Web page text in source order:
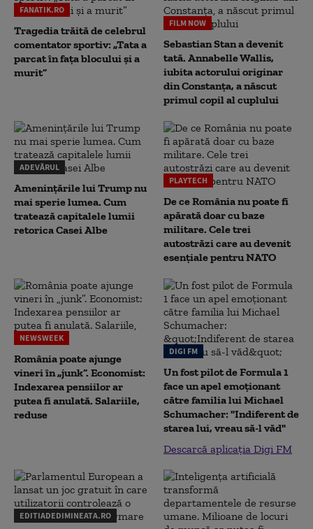
FANATIK.RO
Tragedia trăită de celebrul
comentator sportiv: „Tata a
parcat în fața blocului și a
murit”
FILM NOW
Sebastian Stan a devenit
tată. Annabelle Wallis,
iubita actorului originar
din Constanța, a născut
primul copil al cuplului
ADEVĂRUL
Amenințările lui Trump nu
mai sperie lumea. Cum
tratează capitalele lumii
retorica Casei Albe
PLAYTECH
De ce România nu poate fi
apărată doar cu baze
militare. Cele trei
autostrăzi care au devenit
esențiale pentru NATO
NEWSWEEK
România poate ajunge
vineri în „junk”. Economist:
Indexarea pensiilor ar
putea fi anulată. Salariile,
reduse
DIGI FM
Un fost pilot de Formula 1
face un apel emoționant
către familia lui Michael
Schumacher: "Indiferent de
starea lui, vreau să-l văd"
Descarcă aplicația Digi FM
EDITIADEDIMINEATA.RO